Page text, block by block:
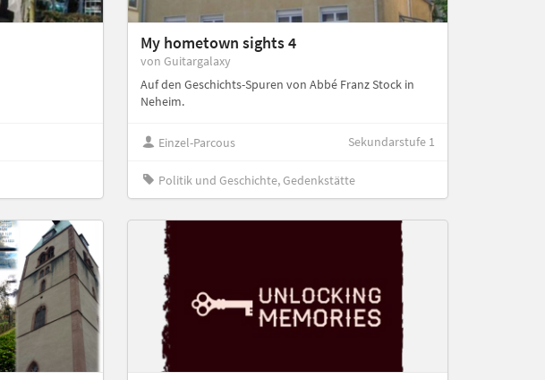
My hometown sights 4
von Guitargalaxy
Auf den Geschichts-Spuren von Abbé Franz Stock in
Neheim.
Einzel-Parcous Sekundarstufe 1
Politik und Geschichte, Gedenkstätte